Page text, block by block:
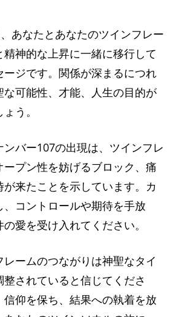
あなたとあなたのツインフレー
精神的な上昇に一緒に移行して
ージです。関係が深まるにつれ
な可能性、才能、人生の目的が
う。
バー107の出現は、ツインフレ
プン性を妨げるブロック、痛
来たことを示しています。カ
、コントロールや期待を手放
愛を受け入れてください。
ームのつながりは神聖なタイ
整されていると信じてくださ
仰を保ち、結果への執着を放